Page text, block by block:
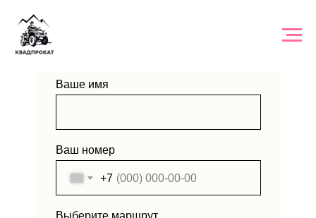
Ваше имя
Ваш номер
+7
Выберите маршрут